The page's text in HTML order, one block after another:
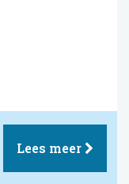
Lees meer